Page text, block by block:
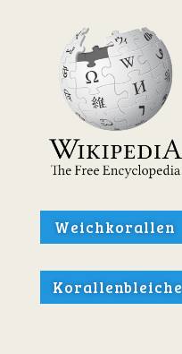
Weichkorallen
Korallenbleiche